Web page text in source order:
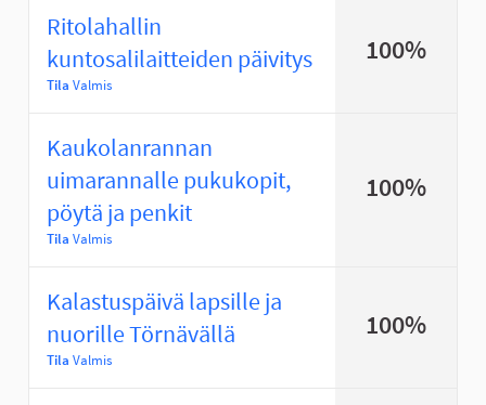
Ritolahallin
kuntosalilaitteiden päivitys
Tila Valmis
100%
Kaukolanrannan
uimarannalle pukukopit,
pöytä ja penkit
Tila Valmis
100%
Kalastuspäivä lapsille ja
nuorille Törnävällä
Tila Valmis
100%